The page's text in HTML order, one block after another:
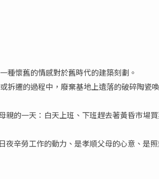
種懷舊的情感對於舊時代的建築刻劃。
拆遷的過程中，廢棄基地上遺落的破碎陶瓷
的一天：白天上班、下班趕去著黃昏市場
夜辛勞工作的動力、是孝順父母的心意、是